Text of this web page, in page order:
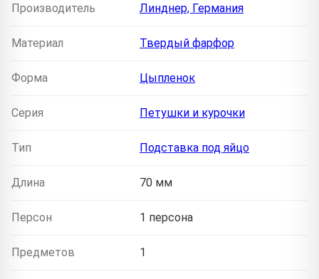
Производитель Линднер, Германия
Материал Твердый фарфор
Форма Цыпленок
Серия Петушки и курочки
Тип Подставка под яйцо
Длина 70 мм
Персон 1 персона
Предметов 1